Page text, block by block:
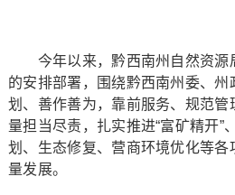
今年以来，黔西南州自然资源
的安排部署，围绕黔西南州委、
划、善作善为，靠前服务、规范管
量担当尽责，扎实推进“富矿精开”
划、生态修复、营商环境优化等
量发展。